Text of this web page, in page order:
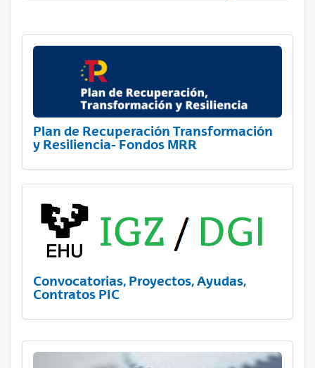
Plan de Recuperación Transformación
y Resiliencia- Fondos MRR
Convocatorias, Proyectos, Ayudas,
Contratos PIC